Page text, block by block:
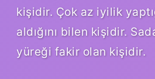
kişidir. Çok az iyilik
aldığını bilen kişidir.
yüreği fakir olan kişidir.